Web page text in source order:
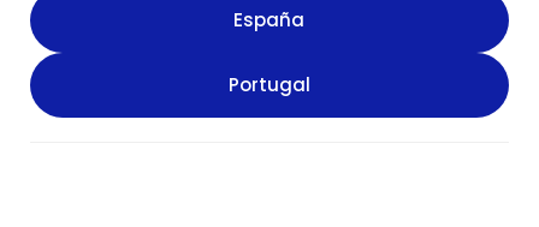
España
Portugal